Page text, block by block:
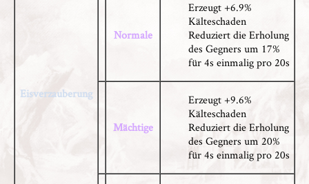
Eisverzauberung
Normale
Erzeugt +6.9%
Kälteschaden
Reduziert die Erholung
des Gegners um 17%
für 4s einmalig pro 20s
Mächtige
Erzeugt +9.6%
Kälteschaden
Reduziert die Erholung
des Gegners um 20%
für 4s einmalig pro 20s